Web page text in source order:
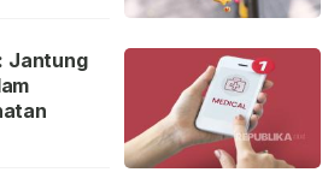
Jantung